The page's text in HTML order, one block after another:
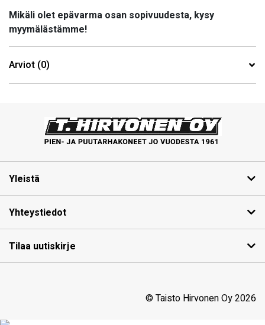
Mikäli olet epävarma osan sopivuudesta, kysy
myymälästämme!
Arviot (0)
Yleistä
Yhteystiedot
Tilaa uutiskirje
© Taisto Hirvonen Oy 2026